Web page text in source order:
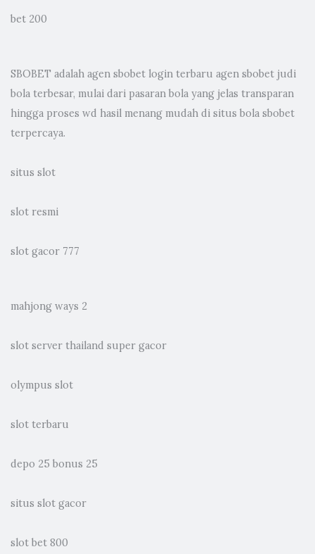
bet 200
SBOBET adalah agen sbobet login terbaru agen sbobet judi
bola terbesar, mulai dari pasaran bola yang jelas transparan
hingga proses wd hasil menang mudah di situs bola sbobet
terpercaya.
situs slot
slot resmi
slot gacor 777
mahjong ways 2
slot server thailand super gacor
olympus slot
slot terbaru
depo 25 bonus 25
situs slot gacor
slot bet 800